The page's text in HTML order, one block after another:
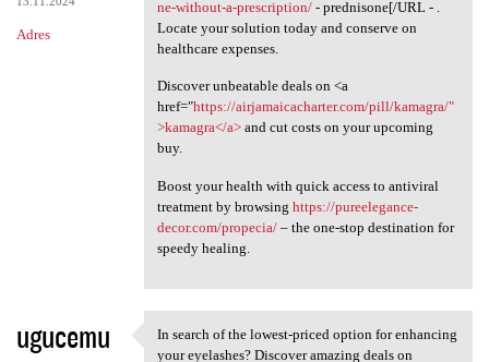
Adres
ne-without-a-prescription/- prednisone[/URL - .
Locate your solution today and conserve on
healthcare expenses.
Discover unbeatable deals on <a
href="https://airjamaicacharter.com/pill/kamagra/"
>kamagra</a>and cut costs on your upcoming
buy.
Boost your health with quick access to antiviral
treatment by browsing https://pureelegance-
decor.com/propecia/– the one-stop destination for
speedy healing.
ugucemu In search of the lowest
In search of the lowest-priced option for enhancing
your eyelashes? Discover amazing deals on